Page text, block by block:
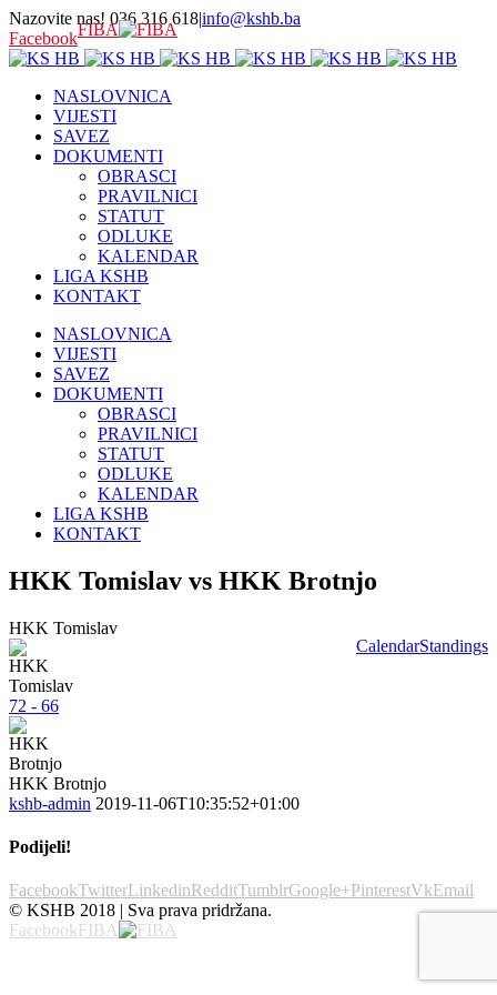
Nazovite nas! 036 316 618|info@kshb.ba
FacebookFIBA
NASLOVNICA
VIJESTI
SAVEZ
DOKUMENTI
OBRASCI
PRAVILNICI
STATUT
ODLUKE
KALENDAR
LIGA KSHB
KONTAKT
NASLOVNICA
VIJESTI
SAVEZ
DOKUMENTI
OBRASCI
PRAVILNICI
STATUT
ODLUKE
KALENDAR
LIGA KSHB
KONTAKT
HKK Tomislav vs HKK Brotnjo
CalendarStandings
HKK Tomislav
72 - 66
HKK Brotnjo
kshb-admin 2019-11-06T10:35:52+01:00
Podijeli!
FacebookTwitterLinkedinRedditTumblrGoogle+PinterestVkEmail
© KSHB 2018 | Sva prava pridržana.
FacebookFIBA